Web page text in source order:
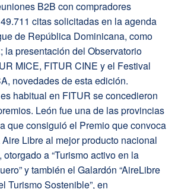
B2B con compradores
citas solicitadas en la agenda
de República Dominicana, como
la presentación del Observatorio
MICE, FITUR CINE y el Festival
novedades de esta edición.
habitual en FITUR se concedieron
León fue una de las provincias
que consiguió el Premio que convoca
Libre al mejor producto nacional
a “Turismo activo en la
y también el Galardón “AireLibre
Turismo Sostenible”, en